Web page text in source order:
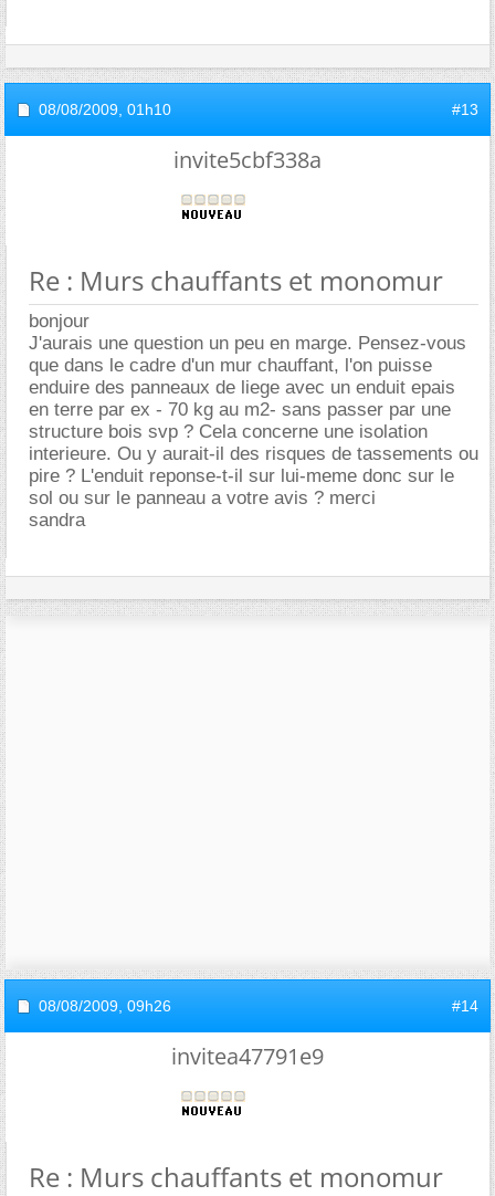
08/08/2009, 01h10 #13
invite5cbf338a
Re : Murs chauffants et monomur
bonjour
J'aurais une question un peu en marge. Pensez-vous
que dans le cadre d'un mur chauffant, l'on puisse
enduire des panneaux de liege avec un enduit epais
en terre par ex - 70 kg au m2- sans passer par une
structure bois svp ? Cela concerne une isolation
interieure. Ou y aurait-il des risques de tassements ou
pire ? L'enduit reponse-t-il sur lui-meme donc sur le
sol ou sur le panneau a votre avis ? merci
sandra
08/08/2009, 09h26 #14
invitea47791e9
Re : Murs chauffants et monomur